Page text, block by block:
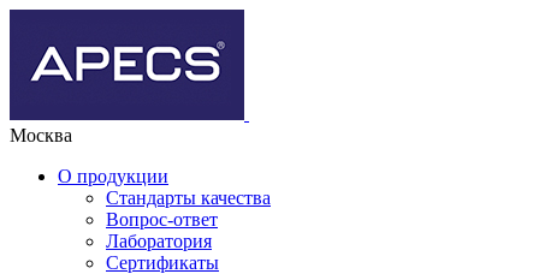
Москва
О продукции
Стандарты качества
Вопрос-ответ
Лаборатория
Сертификаты